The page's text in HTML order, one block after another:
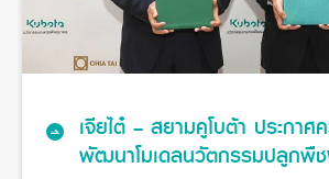
โดรนการเกษตร
สินค้าที่ส่งออก
สำนักงานต่างประเทศ
ศูนย์บริการในต่างประเทศ
โฆษณาคูโบต้า
ข่าวกิจกรรมเพื่อสังคม
การพัฒนาชุมชน และสังคม
การศึกษา และเยาวชน
เช่าซื้อ
คูโบต้า สโตร์
KAS เกษตรครบวงจร
คูโบต้าฟาร์ม
เจียไต๋ – สยามคูโบต้า ประกา
พัฒนาโมเดลนวัตกรรมปลูกพื